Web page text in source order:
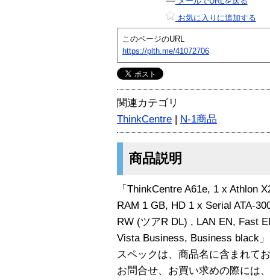
お気に入りに追加する
このページのURL
https://plth.me/41072706
関連カテゴリ
ThinkCentre | N-1商品
商品説明
「ThinkCentre A61e, 1 x Athlon
RAM 1 GB, HD 1 x Serial ATA-
RW (ツアR DL) , LAN EN, Fast
Vista Business, Business black
スペックは、商品名に含まれて
お問合せ、お買い求めの際には